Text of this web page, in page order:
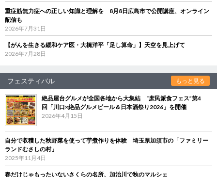
重症筋無力症への正しい知識と理解を 8月8日広島市で公開講座、オンライン
配信も
2026年7月31日
【がんを生きる緩和ケア医・大橋洋平「足し算命」】天空を見上げて
2026年7月28日
フェスティバル もっと見る
絶品屋台グルメが全国各地から大集結 “庶民派食フェス”第4
回「川口×絶品グルメビール＆日本酒祭り2026」を開催
2026年4月15日
自分で収穫した秋野菜を使って芋煮作りを体験 埼玉県加須市の「ファミリー
ランドむさしの村」
2025年11月4日
春だけじゃもったいないさくらの名所、加治川で秋のマルシェ